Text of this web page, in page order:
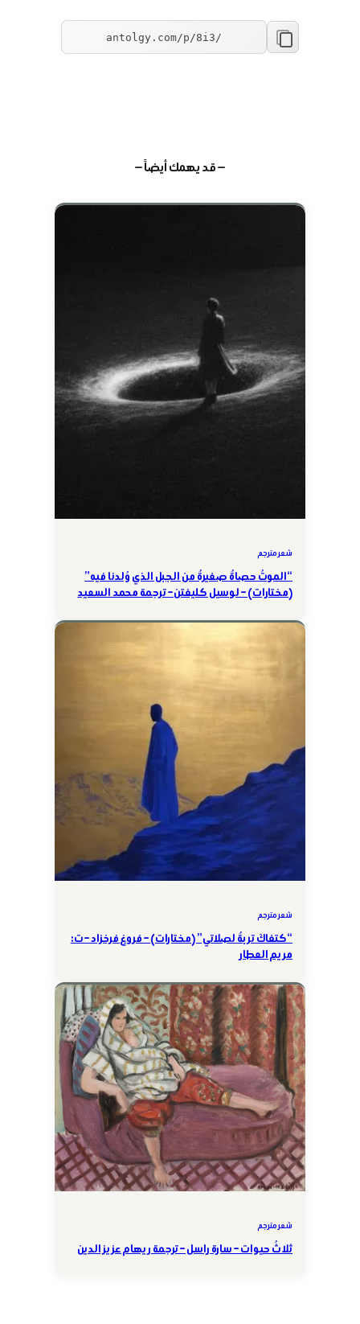
— قد يهمك أيضاً —
شعر مترجم
“الموتُ حصاةٌ صغيرةٌ من الجبل الذي وُلدنا فيه”
(مختارات) – لوسيل كليفتن – ترجمة محمد السعيد
شعر مترجم
“كتفاكَ تربةٌ لصلاتي” (مختارات) – فروغ فرخزاد – ت:
مريم العطار
شعر مترجم
ثلاثُ حيوات – سارة راسل – ترجمة ريهام عزيز الدين